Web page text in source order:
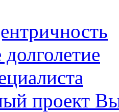
проект